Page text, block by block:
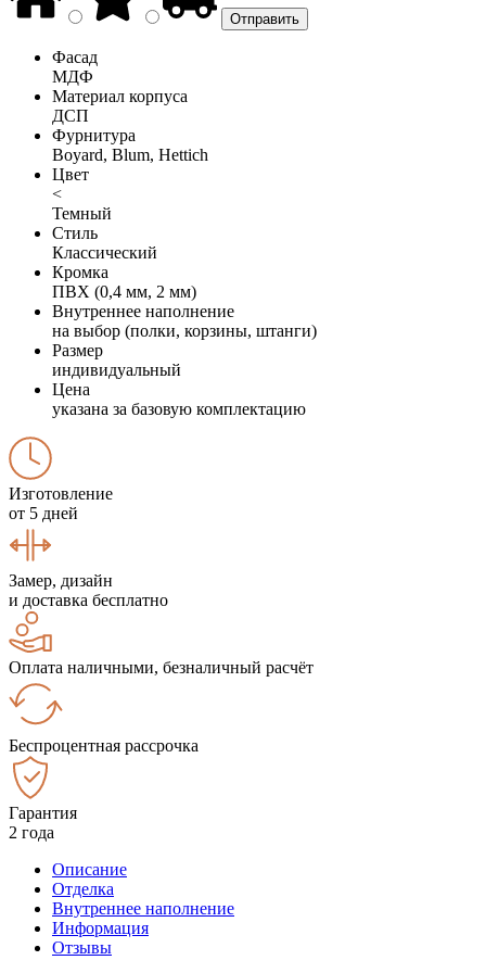
Фасад
МДФ
Материал корпуса
ДСП
Фурнитура
Boyard, Blum, Hettich
Цвет
<
Темный
Стиль
Классический
Кромка
ПВХ (0,4 мм, 2 мм)
Внутреннее наполнение
на выбор (полки, корзины, штанги)
Размер
индивидуальный
Цена
указана за базовую комплектацию
Изготовление
от 5 дней
Замер, дизайн
и доставка бесплатно
Оплата наличными, безналичный расчёт
Беспроцентная рассрочка
Гарантия
2 года
Описание
Отделка
Внутреннее наполнение
Информация
Отзывы